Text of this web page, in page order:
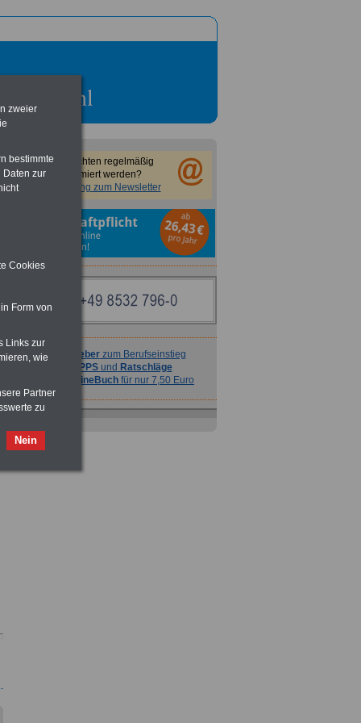
Sie möchten regelmäßig
informiert werden?
Anmeldung zum Newsletter
Ratgeberzum Berufseinstieg
TIPPS und Ratschläge
OnlineBuch für nur 7,50 Euro
zweier
bestimmte
Daten zur
Cookies
Form von
Links zur
wie
Partner
zu
Nein